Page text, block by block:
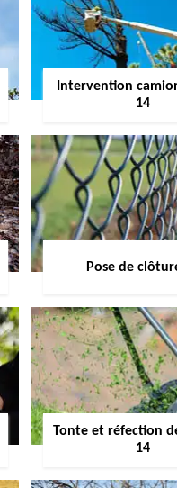
Intervention
14
Pose de
Tonte et réfection
14